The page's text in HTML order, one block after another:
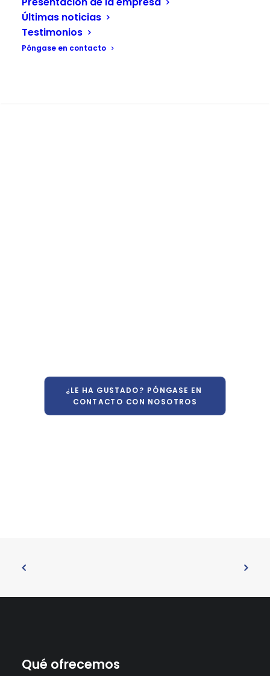
Últimas noticias
Testimonios
Póngase en contacto
¿LE HA GUSTADO? PÓNGASE EN
CONTACTO CON NOSOTROS
Qué ofrecemos